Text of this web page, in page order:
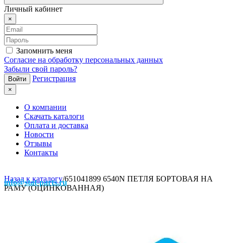
Личный кабинет
×
Запомнить меня
Согласие на обработку персональных данных
Забыли свой пароль?
Регистрация
×
О компании
Скачать каталоги
Оплата и доставка
Новости
Отзывы
Контакты
info@stat-parts.ru
Назад к каталогу/651041899 6540N ПЕТЛЯ БОРТОВАЯ НА
РАМУ (ОЦИНКОВАННАЯ)